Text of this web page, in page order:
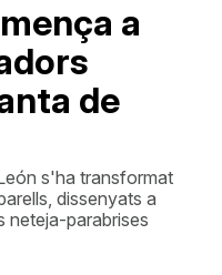
a
de
s'ha transformat
dissenyats a
neteja-parabrises